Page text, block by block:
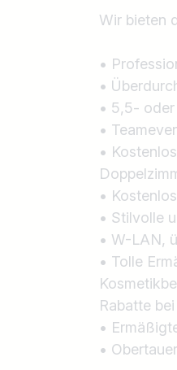
Wir bieten
•
•
• 5,5-
•
•
•
• Stilvolle
• W-LAN,
• Tolle
Rabatte
•
•